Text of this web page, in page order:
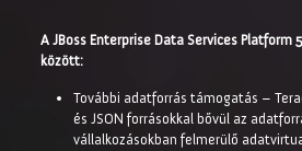
A JBoss Enterprise Data Services Platform
között:
További adatforrás támogatás –
és JSON forrásokkal bővül az
vállalkozásokban felmerülő